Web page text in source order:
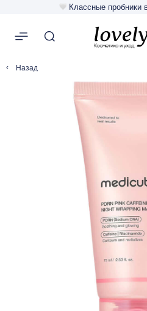
Классные пробники в каждом заказе
Назад
‹